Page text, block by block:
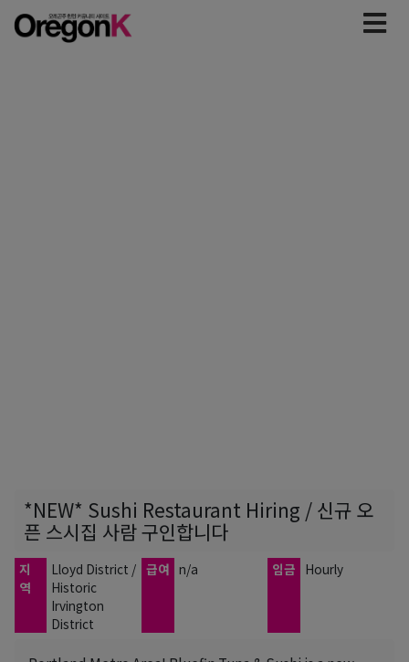
*NEW* Sushi Restaurant Hiring / 신규 오
픈 스시집 사람 구인합니다
지
역
Lloyd District /
Historic
Irvington
District
급여 n/a 임금 Hourly